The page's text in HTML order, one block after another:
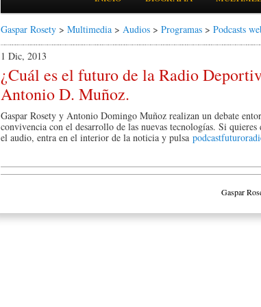
Gaspar Rosety > Multimedia > Audios > Programas > Podcasts
1 Dic, 2013
¿Cuál es el futuro de la Radio
Antonio D. Muñoz.
Gaspar Rosety y Antonio Domingo Muñoz realizan un debate
convivencia con el desarrollo de las nuevas tecnologías. Si
el audio, entra en el interior de la noticia y pulsa
Gaspar